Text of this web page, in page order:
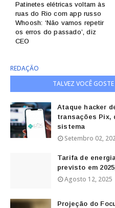
Patinetes elétricas voltam às
ruas do Rio com app russo
Whoosh: ‘Não vamos repetir
os erros do passado’, diz
CEO
REDAÇÃO
TALVEZ VOCÊ
Ataque hacker
transações Pix,
sistema
Setembro 02,
Tarifa de
previsto em
Agosto 12, 2025
Projeção do